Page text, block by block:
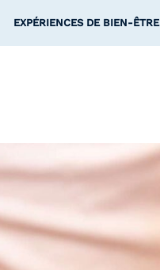
EXPÉRIENCES DE BIEN-ÊTRE